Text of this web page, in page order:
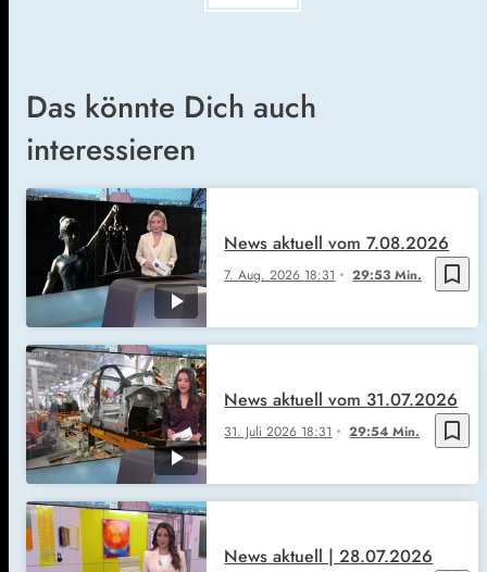
Das könnte Dich auch
interessieren
bookmark_border
7. Aug. 2026 18:31 29:53 Min.
News aktuell vom 7.08.2026
bookmark_border
31. Juli 2026 18:31 29:54 Min.
News aktuell vom 31.07.2026
News aktuell | 28.07.2026